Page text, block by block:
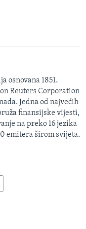
osnovana 1851.
Reuters Corporation
Jedna od najvećih
finansijske vijesti,
na preko 16 jezika
emitera širom svijeta.